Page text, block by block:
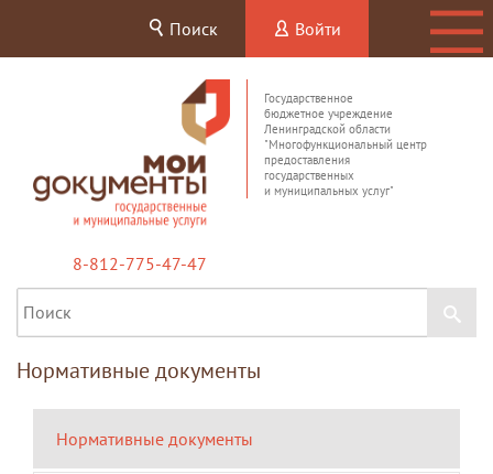
Поиск Войти
Государственное
бюджетное учреждение
Ленинградской области
"Многофункциональный центр
предоставления
государственных
и муниципальных услуг"
8-812-775-47-47
Нормативные документы
Нормативные документы